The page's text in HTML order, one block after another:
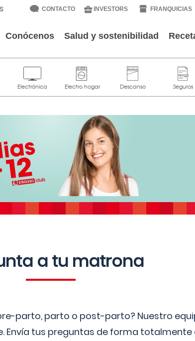
CONTACTO INVESTORS FRANQUICIAS
Conócenos Salud y sostenibilidad
a tu matrona
parto, parto o post-parto? Nuestro
Envía tus preguntas de forma totalmente